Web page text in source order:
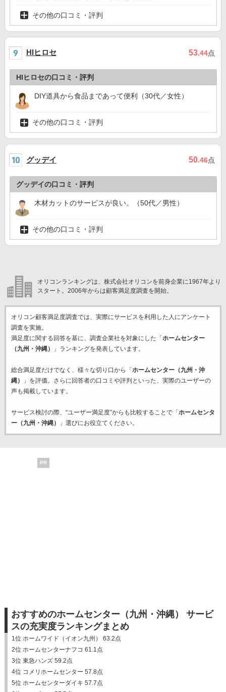
その他の口コミ・評判
HIヒロセ 53.44点
HIヒロセの口コミ・評判
DIY道具から食品まであって便利（30代／女性）
その他の口コミ・評判
グッデイ 50.46点
グッデイの口コミ・評判
木材カットのサービスが良い。（50代／男性）
その他の口コミ・評判
オリコンランキングは、株式会社オリコンを前身企業に1967年より
スタート。2006年からは顧客満足度調査を開始。
オリコン顧客満足度調査では、実際にサービスを利用した 人にアンケート
調査を実施。
満足度に関する回答を基に、調査企業社を対象にした「 ホームセンター
（九州・沖縄）
」ランキングを発表しています。
総合満足度だけでなく、様々な切り口から「 ホームセンター（九州・沖
縄）
」を評価。さらに回答者の口コミや評判といった、実際のユーザーの
声も掲載しています。
サービス検討の際、“ユーザー満足度”からも比較することで「 ホームセンタ
ー（九州・沖縄）
」選びにお役立てください。
PR
おすすめのホームセンター（九州・沖縄） サービ
スの充実度ランキングまとめ
1位 ホームワイド（イオン九州） 63.2点
2位 ホームセンターナフコ 61.1点
3位 東急ハンズ 59.2点
4位 コメリホームセンター 57.8点
5位 ホームセンターダイキ 57.7点